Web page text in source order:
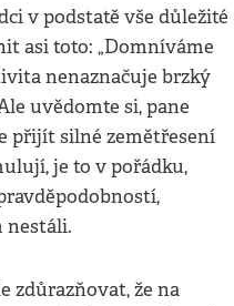
v podstatě vše důležité
asi toto: „Domníváme
nenaznačuje brzký
uvědomte si, pane
přijít silné zemětřesení
je to v pořádku,
nestáli.
zdůrazňovat, že na